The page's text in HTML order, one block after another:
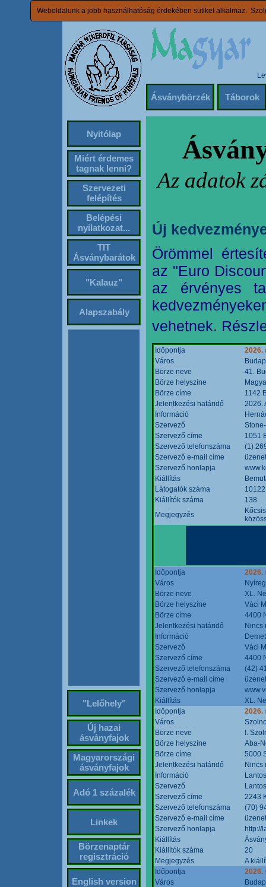
Weboldalunk a jobb használhatóság érdekében sütiket alkalmaz.
Ásványbörzék Táborok
Nyitólap
Miért érdemes
tagnak lenni?
Szervezeti
felépítés
Belépési
nyilatkozat...
TIT
Ásványbarátok
"Kalauz"
Alapszabály
"Lelőhely"
Új hazai
ásványfajok
Magyarországi
ásványfajok
Adó 1 százalék
Linkek
Börzenaptár
regisztráció
English version
Az adatok
Új
Örömmel
az "Euro
az érvényes
vehetnek.
Időpontja
2026.
Város
Börze neve
41.
Börze helyszíne
Börze címe
1142
Jelentkezési határidő
2026.
Információ
Szervező
Szervező címe
1051
Szervező telefonszáma
(1)
Szervező e-mail címe
Szervező honlapja
Kiállítás
Látogatók száma
10122
Kiállítók száma
138
Megjegyzés
Időpontja
2026.
Város
Börze neve
XL.
Börze helyszíne
Váci
Börze címe
4400
Jelentkezési határidő
Nincs
Információ
Szervező
Váci
Szervező címe
4400
Szervező telefonszáma
(42)
Szervező e-mail címe
Szervező honlapja
Kiállítás
XL.
Időpontja
2026.
Város
Börze neve
I.
Börze helyszíne
Aba-
Börze címe
5000
Jelentkezési határidő
Nincs
Információ
Szervező
Szervező címe
2243
Szervező telefonszáma
(70)
Szervező e-mail címe
Szervező honlapja
http://
Kiállítás
Kiállítók száma
20
Megjegyzés
A
Időpontja
2026.
Város